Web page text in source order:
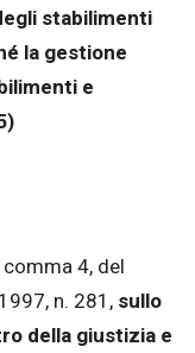
stabilimenti
la gestione
e
4, del
n. 281, sullo
della giustizia e